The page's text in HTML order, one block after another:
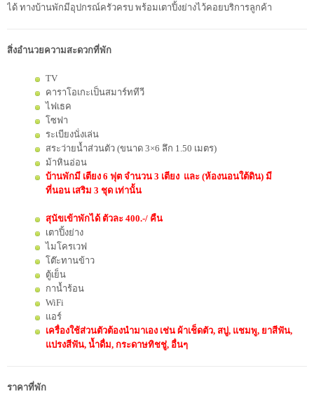
ได้ ทางบ้านพักมีอุปกรณ์ครัวครบ พร้อมเตาปิ้งย่างไว้คอยบริการลูกค้า
สิ่งอำนวยความสะดวกที่พัก
TV
คาราโอเกะเป็นสมาร์ททีวี
ไฟเธค
โซฟา
ระเบียงนั่งเล่น
สระว่ายน้ำส่วนตัว (ขนาด 3×6 ลึก 1.50 เมตร)
ม้าหินอ่อน
บ้านพักมี เตียง 6 ฟุต จำนวน 3 เตียง และ (ห้องนอนใต้ดิน) มี
ที่นอน เสริม 3 ชุด เท่านั้น
สุนัขเข้าพักได้ ตัวละ 400.-/ คืน
เตาปิ้งย่าง
ไมโครเวฟ
โต๊ะทานข้าว
ตู้เย็น
กาน้ำร้อน
WiFi
แอร์
เครื่องใช้ส่วนตัวต้องนำมาเอง เช่น ผ้าเช็ดตัว, สบู่, แชมพู, ยาสีฟัน,
แปรงสีฟัน, น้ำดื่ม, กระดาษทิชชู่, อื่นๆ
ราคาที่พัก